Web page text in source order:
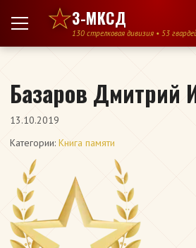
Перейти к содержимому
3-МКСД
130 стрелковая дивизия • 53
Базаров Дмитрий
13.10.2019
Категории: Книга памяти